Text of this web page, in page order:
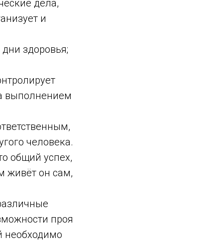
дела,
и
здоровья;
выполнением
человека.
общий успех,
живёт он сам,
проя
необходимо